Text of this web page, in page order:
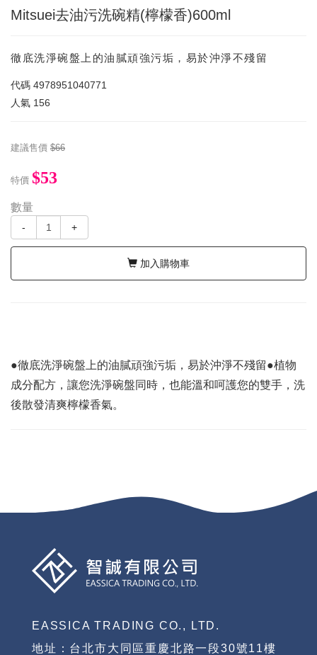
Mitsuei去油污洗碗精(檸檬香)600ml
徹底洗淨碗盤上的油膩頑強污垢，易於沖淨不殘留
代碼 4978951040771
人氣 156
建議售價 $66
特價 $53
數量
- +
加入購物車
●徹底洗淨碗盤上的油膩頑強污垢，易於沖淨不殘留●植物
成分配方，讓您洗淨碗盤同時，也能溫和呵護您的雙手，洗
後散發清爽檸檬香氣。
EASSICA TRADING CO., LTD.
地址：台北市大同區重慶北路一段30號11樓